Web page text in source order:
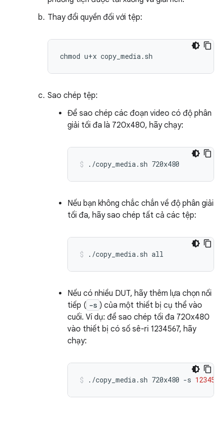
Thay đổi quyền đối với tệp:
Sao chép tệp:
Để sao chép các đoạn video có độ phân
giải tối đa là 720x480, hãy chạy:
./copy_media.sh 720x480
Nếu bạn không chắc chắn về độ phân giải
tối đa, hãy sao chép tất cả các tệp:
./copy_media.sh all
Nếu có nhiều DUT, hãy thêm lựa chọn nối
tiếp ( -s ) của một thiết bị cụ thể vào
cuối. Ví dụ: để sao chép tối đa 720x480
vào thiết bị có số sê-ri 1234567, hãy
chạy:
./copy_media.sh 720x480 -s